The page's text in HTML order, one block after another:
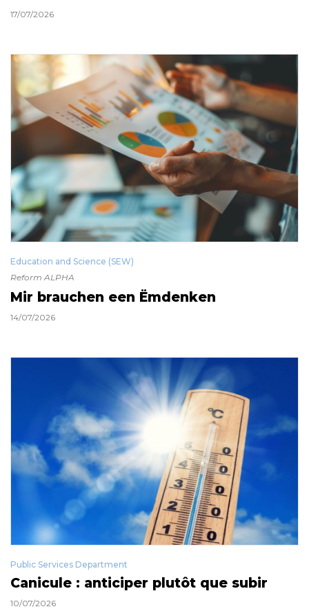
17/07/2026
Education and Science (SEW)
Reform ALPHA
Mir brauchen een Ëmdenken
14/07/2026
Public Services Department
Canicule : anticiper plutôt que subir
10/07/2026